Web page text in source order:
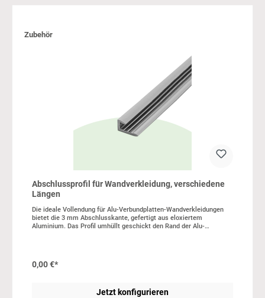
Produktgalerie überspringen
Zubehör
Abschlussprofil für Wandverkleidung, verschiedene
Längen
Die ideale Vollendung für Alu-Verbundplatten-Wandverkleidungen
bietet die 3 mm Abschlusskante, gefertigt aus eloxiertem
Aluminium. Das Profil umhüllt geschickt den Rand der Alu-
dir die angebotenen Längen zu. Die Lieferung erfolgt in Verbindung
0,00 €*
Jetzt konfigurieren